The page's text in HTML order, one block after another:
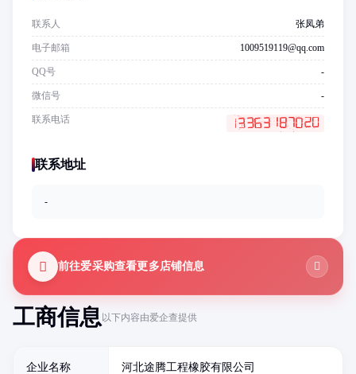
工商信息以下内容由爱企查提供
企业名称 河北途腾工程橡胶有限公司
联系人 张凤弟
电子邮箱 1009519119@qq.com
QQ号 -
微信号 -
联系电话
联系地址
-
前往爱采购查看更多店铺信息